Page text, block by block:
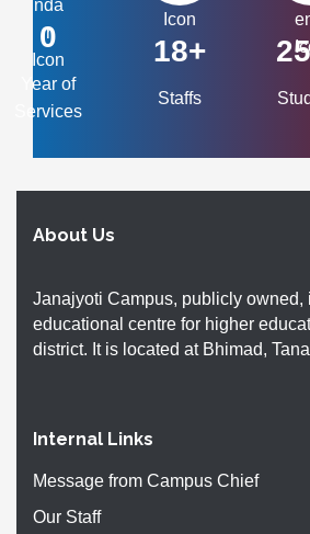
0
Year of
Services
18+
Staffs
About Us
Janajyoti Campus, publicly owned,
educational centre for higher
district. It is located at Bhimad,
Internal Links
Message from Campus Chief
Our Staff